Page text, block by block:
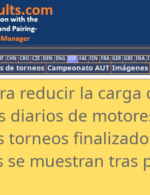
CHN CRO CZE DEN ENG ESP FAI FIN FRA GER GRE INA
de torneos Campeonato AUT Imágenes
reducir la
diarios de
torneos
se muestran tras